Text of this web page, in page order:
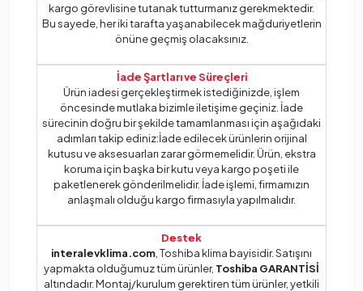
kargo görevlisine tutanak tutturmanız gerekmektedir.
Bu sayede, her iki tarafta yaşanabilecek mağduriyetlerin
önüne geçmiş olacaksınız.
İade Şartları ve Süreçleri
Ürün iadesi gerçekleştirmek istediğinizde, işlem
öncesinde mutlaka bizimle iletişime geçiniz. İade
sürecinin doğru bir şekilde tamamlanması için aşağıdaki
adımları takip ediniz:İade edilecek ürünlerin orijinal
kutusu ve aksesuarları zarar görmemelidir. Ürün, ekstra
koruma için başka bir kutu veya kargo poşeti ile
paketlenerek gönderilmelidir. İade işlemi, firmamızın
anlaşmalı olduğu kargo firmasıyla yapılmalıdır.
Destek
interalevklima.com , Toshiba klima bayisidir. Satışını
yapmakta olduğumuz tüm ürünler, Toshiba GARANTİSİ
altındadır. Montaj/kurulum gerektiren tüm ürünler, yetkili